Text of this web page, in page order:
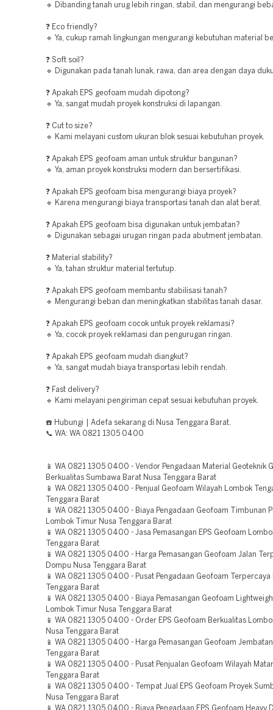
🔹 Dibanding tanah urug lebih ringan, stabil, dan mengurangi
❓ Eco friendly?
🔹 Ya, cukup ramah lingkungan mengurangi kebutuhan material
❓ Soft soil?
🔹 Digunakan pada tanah lunak, rawa, dan area dengan daya
❓ Apakah EPS geofoam mudah dipotong?
🔹 Ya, sangat mudah proyek konstruksi di lapangan.
❓ Cut to size?
🔹 Kami melayani custom ukuran blok sesuai kebutuhan proyek.
❓ Apakah EPS geofoam aman untuk struktur bangunan?
🔹 Ya, aman proyek konstruksi modern dan bersertifikasi.
❓ Apakah EPS geofoam bisa mengurangi biaya proyek?
🔹 Karena mengurangi biaya transportasi tanah dan alat berat.
❓ Apakah EPS geofoam bisa digunakan untuk jembatan?
🔹 Digunakan sebagai urugan ringan pada abutment jembatan.
❓ Material stability?
🔹 Ya, tahan struktur material tertutup.
❓ Apakah EPS geofoam membantu stabilisasi tanah?
🔹 Mengurangi beban dan meningkatkan stabilitas tanah dasar.
❓ Apakah EPS geofoam cocok untuk proyek reklamasi?
🔹 Ya, cocok proyek reklamasi dan pengurugan ringan.
❓ Apakah EPS geofoam mudah diangkut?
🔹 Ya, sangat mudah biaya transportasi lebih rendah.
❓ Fast delivery?
🔹 Kami melayani pengiriman cepat sesuai kebutuhan proyek.
☎️ Hubungi | Adefa sekarang di Nusa Tenggara Barat.
📞 WA: WA 0821 1305 0400
📱 WA 0821 1305 0400 - Vendor Pengadaan Material Geoteknik
Berkualitas Sumbawa Barat Nusa Tenggara Barat
📱 WA 0821 1305 0400 - Penjual Geofoam Wilayah Lombok
Tenggara Barat
📱 WA 0821 1305 0400 - Biaya Pengadaan Geofoam Timbunan
Lombok Timur Nusa Tenggara Barat
📱 WA 0821 1305 0400 - Jasa Pemasangan EPS Geofoam
Tenggara Barat
📱 WA 0821 1305 0400 - Harga Pemasangan Geofoam Jalan
Dompu Nusa Tenggara Barat
📱 WA 0821 1305 0400 - Pusat Pengadaan Geofoam Terpercaya
Tenggara Barat
📱 WA 0821 1305 0400 - Biaya Pemasangan Geofoam
Lombok Timur Nusa Tenggara Barat
📱 WA 0821 1305 0400 - Order EPS Geofoam Berkualitas
Nusa Tenggara Barat
📱 WA 0821 1305 0400 - Harga Pemasangan Geofoam
Tenggara Barat
📱 WA 0821 1305 0400 - Pusat Penjualan Geofoam Wilayah
Tenggara Barat
📱 WA 0821 1305 0400 - Tempat Jual EPS Geofoam Proyek
Nusa Tenggara Barat
📱 WA 0821 1305 0400 - Biaya Pengadaan EPS Geofoam Heavy